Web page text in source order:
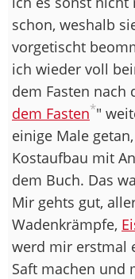
schon, weshalb
vorgetischt
ich wieder voll
dem Fasten nach
dem Fasten*"
einige Male
Kostaufbau mit
dem Buch. Das
Mir gehts gut,
Wadenkrämpfe,
werd mir erstmal
Saft machen und